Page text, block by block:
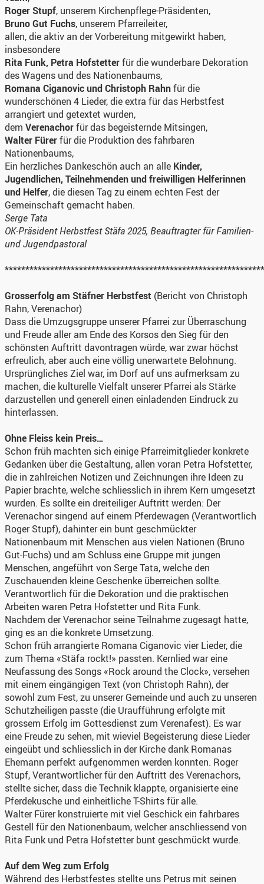
Roger Stupf, unserem Kirchenpflege-Präsidenten,
Bruno Gut Fuchs, unserem Pfarreileiter,
allen, die aktiv an der Vorbereitung mitgewirkt haben,
insbesondere
Rita Funk, Petra Hofstetterfür die wunderbare Dekoration
des Wagens und des Nationenbaums,
Romana Ciganovic und Christoph Rahnfür die
wunderschönen 4 Lieder, die extra für das Herbstfest
arrangiert und getextet wurden,
dem Verenachorfür das begeisternde Mitsingen,
Walter Fürerfür die Produktion des fahrbaren
Nationenbaums,
Ein herzliches Dankeschön auch an alle Kinder,
Jugendlichen, Teilnehmenden und freiwilligen Helferinnen
und Helfer, die diesen Tag zu einem echten Fest der
Gemeinschaft gemacht haben.
Serge Tata
OK-Präsident Herbstfest Stäfa 2025, Beauftragter für Familien-
und Jugendpastoral
Grosserfolg am Stäfner Herbstfest (Bericht von Christoph
Rahn, Verenachor)
Dass die Umzugsgruppe unserer Pfarrei zur Überraschung
und Freude aller am Ende des Korsos den Sieg für den
schönsten Auftritt davontragen würde, war zwar höchst
erfreulich, aber auch eine völlig unerwartete Belohnung.
Ursprüngliches Ziel war, im Dorf auf uns aufmerksam zu
machen, die kulturelle Vielfalt unserer Pfarrei als Stärke
darzustellen und generell einen einladenden Eindruck zu
hinterlassen.
Ohne Fleiss kein Preis…
Schon früh machten sich einige Pfarreimitglieder konkrete
Gedanken über die Gestaltung, allen voran Petra Hofstetter,
die in zahlreichen Notizen und Zeichnungen ihre Ideen zu
Papier brachte, welche schliesslich in ihrem Kern umgesetzt
wurden. Es sollte ein dreiteiliger Auftritt werden: Der
Verenachor singend auf einem Pferdewagen (Verantwortlich
Roger Stupf), dahinter ein bunt geschmückter
Nationenbaum mit Menschen aus vielen Nationen (Bruno
Gut-Fuchs) und am Schluss eine Gruppe mit jungen
Menschen, angeführt von Serge Tata, welche den
Zuschauenden kleine Geschenke überreichen sollte.
Verantwortlich für die Dekoration und die praktischen
Arbeiten waren Petra Hofstetter und Rita Funk.
Nachdem der Verenachor seine Teilnahme zugesagt hatte,
ging es an die konkrete Umsetzung.
Schon früh arrangierte Romana Ciganovic vier Lieder, die
zum Thema «Stäfa rockt!» passten. Kernlied war eine
Neufassung des Songs «Rock around the Clock», versehen
mit einem eingängigen Text (von Christoph Rahn), der
sowohl zum Fest, zu unserer Gemeinde und auch zu unseren
Schutzheiligen passte (die Uraufführung erfolgte mit
grossem Erfolg im Gottesdienst zum Verenafest). Es war
eine Freude zu sehen, mit wieviel Begeisterung diese Lieder
eingeübt und schliesslich in der Kirche dank Romanas
Ehemann perfekt aufgenommen werden konnten. Roger
Stupf, Verantwortlicher für den Auftritt des Verenachors,
stellte sicher, dass die Technik klappte, organisierte eine
Pferdekusche und einheitliche T-Shirts für alle.
Walter Fürer konstruierte mit viel Geschick ein fahrbares
Gestell für den Nationenbaum, welcher anschliessend von
Rita Funk und Petra Hofstetter bunt geschmückt wurde.
Auf dem Weg zum Erfolg
Während des Herbstfestes stellte uns Petrus mit seinen